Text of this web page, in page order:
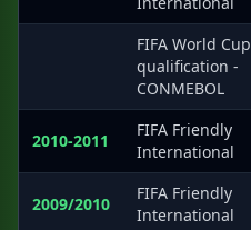
FIFA World Cup
qualification -
CONMEBOL
2010-2011
FIFA Friendly
International
2009/2010
FIFA Friendly
International